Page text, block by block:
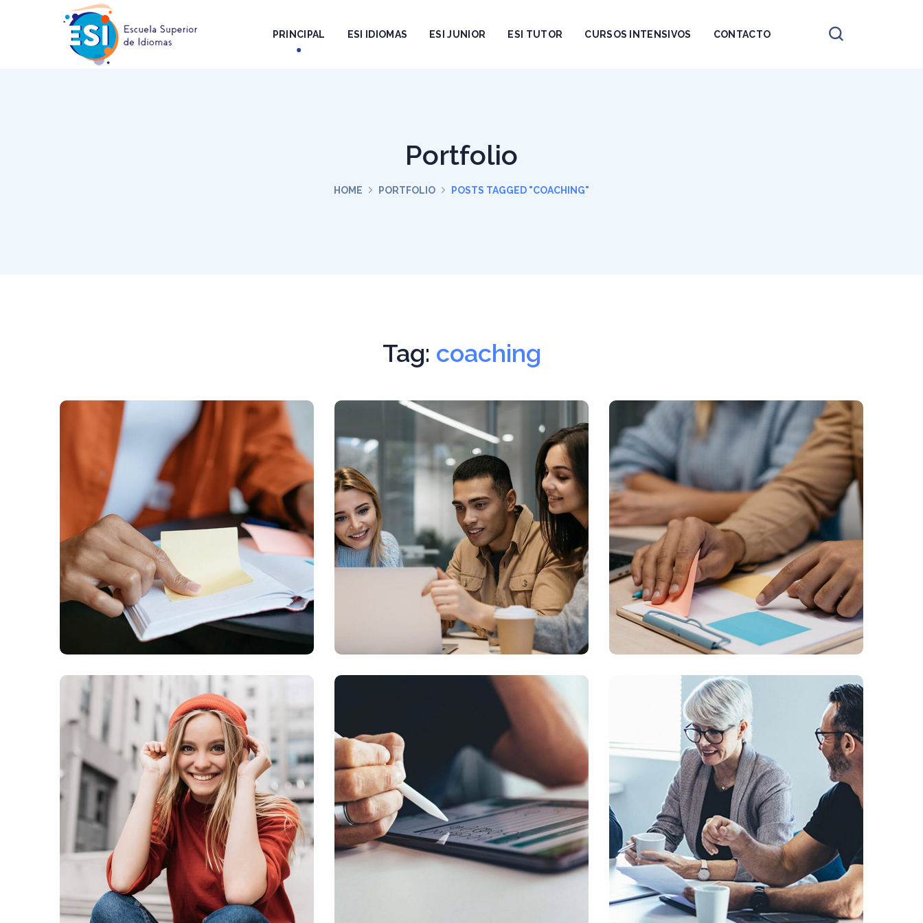
PRINCIPAL ESI IDIOMAS ESI JUNIOR ESI TUTOR CURSOS INTENSIVOS CONTACTO
Portfolio
HOME PORTFOLIO POSTS TAGGED "COACHING"
Tag: coaching